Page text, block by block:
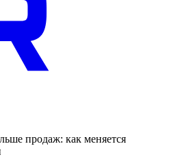
продаж: как меняется